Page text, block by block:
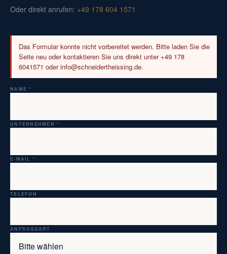
Oder direkt anrufen: +49 178 604 1571
Das Formular konnte nicht vorbereitet werden. Bitte laden Sie die
Seite neu oder kontaktieren Sie uns direkt unter +49 178
6041571 oder info@schneidertheissing.de.
NAME *
UNTERNEHMEN *
E-MAIL *
TELEFON
ANFRAGEART